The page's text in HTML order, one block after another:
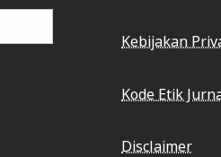
Kebijakan
Kode Etik
Disclaimer